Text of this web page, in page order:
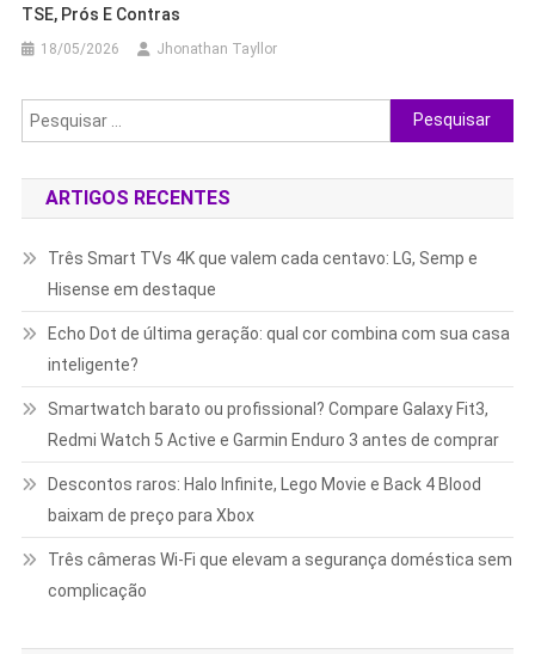
TSE, Prós E Contras
18/05/2026 Jhonathan Tayllor
Pesquisar
por:
ARTIGOS RECENTES
Três Smart TVs 4K que valem cada centavo: LG, Semp e
Hisense em destaque
Echo Dot de última geração: qual cor combina com sua casa
inteligente?
Smartwatch barato ou profissional? Compare Galaxy Fit3,
Redmi Watch 5 Active e Garmin Enduro 3 antes de comprar
Descontos raros: Halo Infinite, Lego Movie e Back 4 Blood
baixam de preço para Xbox
Três câmeras Wi-Fi que elevam a segurança doméstica sem
complicação